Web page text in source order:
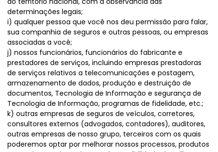
determinações legais;
i) qualquer pessoa que você nos deu permissão para falar,
sua companhia de seguros e outras pessoas, ou empresas
associadas a você;
j) nossos funcionários, funcionários do fabricante e
prestadores de serviços, incluindo empresas prestadoras
de serviços relativos a telecomunicações e postagem,
armazenamento de dados, produção e destruição de
documentos, Tecnologia de Informação e segurança de
Tecnologia de Informação, programas de fidelidade, etc.;
k) outras empresas de seguros de veículos, corretores,
consultores externos (advogados, contadores), auditores,
outras empresas de nosso grupo, terceiros com os quais
poderemos optar por melhorar nossos processos, produtos